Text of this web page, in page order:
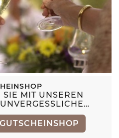
MIT UNSEREN